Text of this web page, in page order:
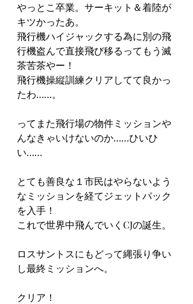
やっとこ卒業。サーキット＆着陸が
キツかったあ。
飛行機ハイジャックする為に別の飛
行機盗んで直接飛び移るってもう滅
茶苦茶やー！
飛行機操縦訓練クリアしてて良かっ
たわ……。
ってまた飛行場の物件ミッションや
んなきゃいけないのか……ひいひ
い……
とても善良な１市民はやらないよう
なミッションを経てジェットパック
を入手！
これで世界中飛んでいくCJの誕生。
ロスサントスにもどって縄張り争い
し最終ミッションへ。
クリア！